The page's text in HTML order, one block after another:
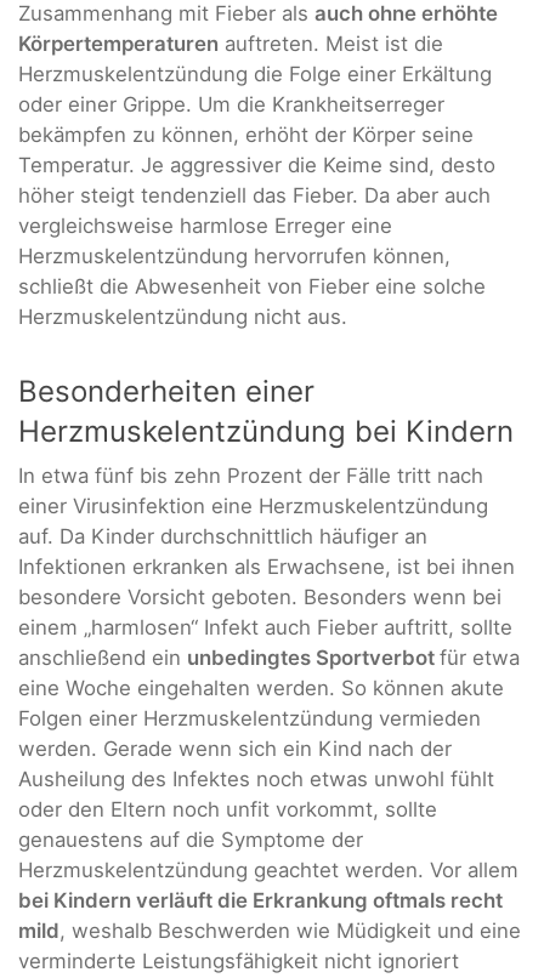
Zusammenhang mit Fieber als auch ohne erhöhte
Körpertemperaturen auftreten. Meist ist die
Herzmuskelentzündung die Folge einer Erkältung
oder einer Grippe. Um die Krankheitserreger
bekämpfen zu können, erhöht der Körper seine
Temperatur. Je aggressiver die Keime sind, desto
höher steigt tendenziell das Fieber. Da aber auch
vergleichsweise harmlose Erreger eine
Herzmuskelentzündung hervorrufen können,
schließt die Abwesenheit von Fieber eine solche
Herzmuskelentzündung nicht aus.
Besonderheiten einer
Herzmuskelentzündung bei Kindern
In etwa fünf bis zehn Prozent der Fälle tritt nach
einer Virusinfektion eine Herzmuskelentzündung
auf. Da Kinder durchschnittlich häufiger an
Infektionen erkranken als Erwachsene, ist bei ihnen
besondere Vorsicht geboten. Besonders wenn bei
einem „harmlosen“ Infekt auch Fieber auftritt, sollte
anschließend ein unbedingtes Sportverbot für etwa
eine Woche eingehalten werden. So können akute
Folgen einer Herzmuskelentzündung vermieden
werden. Gerade wenn sich ein Kind nach der
Ausheilung des Infektes noch etwas unwohl fühlt
oder den Eltern noch unfit vorkommt, sollte
genauestens auf die Symptome der
Herzmuskelentzündung geachtet werden. Vor allem
bei Kindern verläuft die Erkrankung oftmals recht
mild, weshalb Beschwerden wie Müdigkeit und eine
verminderte Leistungsfähigkeit nicht ignoriert